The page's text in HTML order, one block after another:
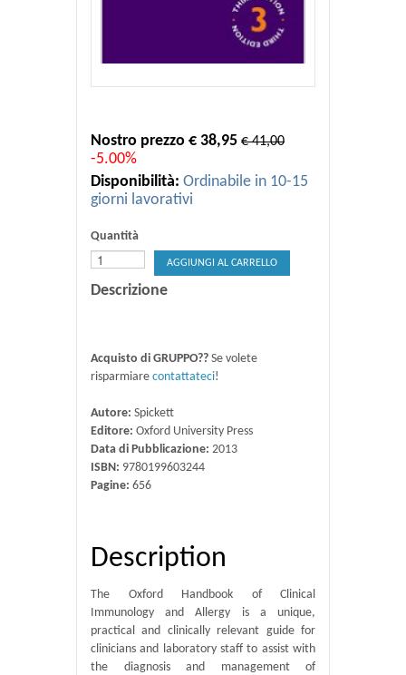
Nostro prezzo € 38,95 € 41,00
-5.00%
Disponibilità: Ordinabile in 10-15
giorni lavorativi
Quantità
AGGIUNGI AL CARRELLO
Descrizione
Acquisto di GRUPPO?? Se volete
risparmiare contattateci!
Autore: Spickett
Editore: Oxford University Press
Data di Pubblicazione: 2013
ISBN: 9780199603244
Pagine: 656
Description
The Oxford Handbook of Clinical
Immunology and Allergy is a unique,
practical and clinically relevant guide for
clinicians and laboratory staff to assist with
the diagnosis and management of